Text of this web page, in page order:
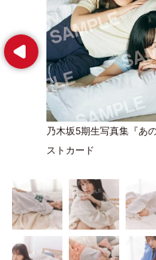
Prev
乃木坂5期生写真集『あ
ストカード